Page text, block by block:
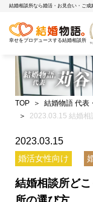
結婚相談所なら婚活・お見合い・ご成
幸せをプロデュースする結婚相談所
TOP
結婚物語 代表
2023.03.15 結婚相
2023.03.15
婚活女性向け
結婚相談所ど